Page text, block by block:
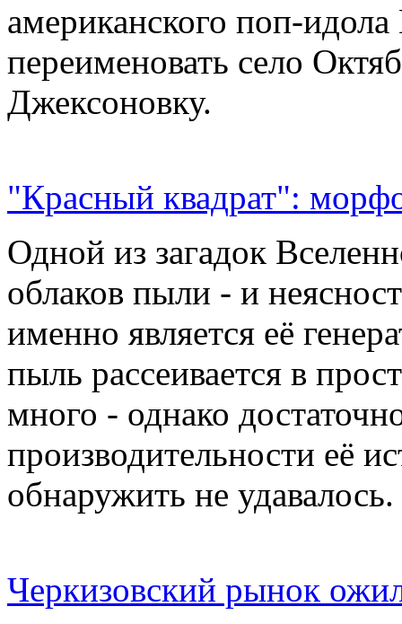
американского поп-
переименовать село
Джексоновку.
"Красный квадрат":
Одной из загадок
облаков пыли - и
именно является её
пыль рассеивается в
много - однако
производительности её
обнаружить не удавалось.
Черкизовский рынок